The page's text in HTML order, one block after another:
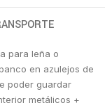
para leña o
en azulejos de
poder guardar
metálicos +